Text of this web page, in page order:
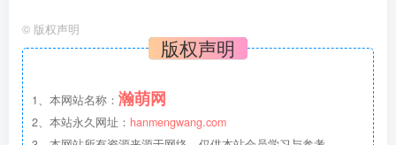
© 版权声明
版权声明
1、本网站名称： 瀚萌网
2、本站永久网址： hanmengwang.com